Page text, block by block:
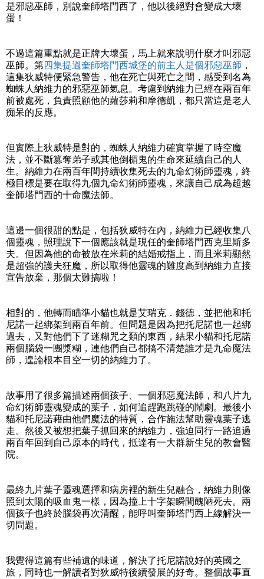
是邪惡巫師，別說奎師塔門西了，他以後絕對會變成大壞
蛋！
不過這篇重點就是正牌大壞蛋，馬上就來說明什麼才叫邪惡
巫師。第四集提過奎師塔門西城堡的前主人是個邪惡巫師 ，
這集狄威特便緊急警告，他在死亡與死亡之間，感受到名為
蜘蛛人納維力的邪惡巫師氣息。考慮到納維力已經在兩百年
前被處死，負責照顧他的蘿莎莉和摩德凱，都只當這是老人
痴呆的反應。
但實際上狄威特是對的，蜘蛛人納維力確實掌握了時空魔
法，並不斷篡奪弟子或其他倒楣鬼的生命來延續自己的人
生。納維力在兩百年間持續收集死去的九命幻術師靈魂，終
極目標是要在取得九個九命幻術師靈魂，來讓自己成為超越
奎師塔門西的十命魔法師。
這邊一個很甜的點是，包括狄威特在內，納維力已經收集八
個靈魂，照理說下一個應該就是現任的奎師塔門西克里斯多
夫。但因為他的命被放在米莉的結婚戒指上，而且米莉顯然
是超強的護夫狂魔，所以取得他靈魂的難度高到納維力直接
宣告放棄，那個太難搞啦！
相對的，他轉而瞄準小貓也就是艾瑞克．錢德，並把他和托
尼諾一起綁架到兩百年前。但問題是因為把托尼諾也一起綁
過去，又對他們下了迷糊咒之類的東西，結果小貓和托尼諾
兩個腦袋一團漿糊，連他們自己都搞不清楚誰才是九命魔法
師，遑論根本目空一切的納維力了。
故事用了很多篇描述兩個孩子、一個邪惡魔法師，和八片九
命幻術師靈魂變成的葉子，如何追趕跑跳碰的鬧劇。最後小
貓和托尼諾藉由他們魔法的特質，合作施法幫助靈魂葉子逃
走。然後又被想把葉子抓回來的納維力，強迫同行一路追過
兩百年回到自己原本的時代，抵達有一大群新生兒的教會醫
院。
最終九片葉子靈魂選擇和病房裡的新生兒融合，納維力則像
照到太陽的吸血鬼一樣，因為撞上十字架瞬間醜陋死去。兩
個孩子也終於腦袋再次清醒，能呼叫奎師塔門西上線解決一
切問題。
我覺得這篇有些補遺的味道，解決了托尼諾說好的英國之
旅，同時也一解讀者對狄威特後續發展的好奇。整個故事直